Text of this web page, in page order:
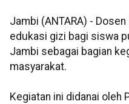
Jambi (ANTARA) -
edukasi gizi bagi siswa
Jambi sebagai bagian
masyarakat.
Kegiatan ini didanai oleh